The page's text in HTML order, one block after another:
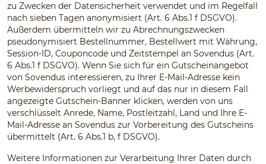
zu Zwecken der Datensicherheit verwendet und im Regelfall
nach sieben Tagen anonymisiert (Art. 6 Abs.1 f DSGVO).
Außerdem übermitteln wir zu Abrechnungszwecken
pseudonymisiert Bestellnummer, Bestellwert mit Währung,
Session-ID, Couponcode und Zeitstempel an Sovendus (Art.
6 Abs.1 f DSGVO). Wenn Sie sich für ein Gutscheinangebot
von Sovendus interessieren, zu Ihrer E-Mail-Adresse kein
Werbewiderspruch vorliegt und auf das nur in diesem Fall
angezeigte Gutschein-Banner klicken, werden von uns
verschlüsselt Anrede, Name, Postleitzahl, Land und Ihre E-
Mail-Adresse an Sovendus zur Vorbereitung des Gutscheins
übermittelt (Art. 6 Abs.1 b, f DSGVO).
Weitere Informationen zur Verarbeitung Ihrer Daten durch